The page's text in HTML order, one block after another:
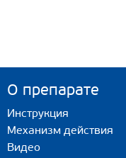
О препарате
Инструкция
Механизм действия
Видео